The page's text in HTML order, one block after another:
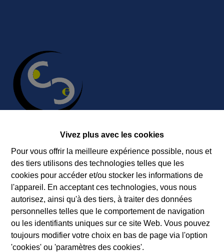
Vivez plus avec les cookies
Pour vous offrir la meilleure expérience possible, nous et
des tiers utilisons des technologies telles que les
cookies pour accéder et/ou stocker les informations de
l'appareil. En acceptant ces technologies, vous nous
autorisez, ainsi qu'à des tiers, à traiter des données
personnelles telles que le comportement de navigation
ou les identifiants uniques sur ce site Web. Vous pouvez
toujours modifier votre choix en bas de page via l'option
'cookies' ou 'paramètres des cookies'.
Contact
Immobilière Cosse
Rue Jean de Bohême 5
6940 DURBUY
Tel.: +32 86 218080
E-mail:info@cosseimmo.be